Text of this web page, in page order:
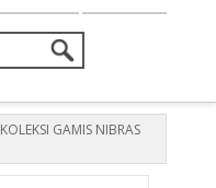
KOLEKSI GAMIS NIBRAS